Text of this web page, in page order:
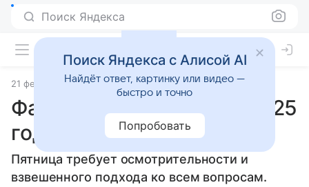
Поиск Яндекса
21 февраля 2025 Статьи
Фаза Луны 21 февраля 2025
года
Пятница требует осмотрительности и
взвешенного подхода ко всем вопросам.
Поиск Яндекса с Алисой AI
Найдёт ответ, картинку или видео —
быстро и точно
Попробовать